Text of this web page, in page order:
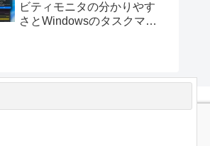
ビティモニタの分かりやす
さとWindowsのタスクマネ
のBeta版を公開。